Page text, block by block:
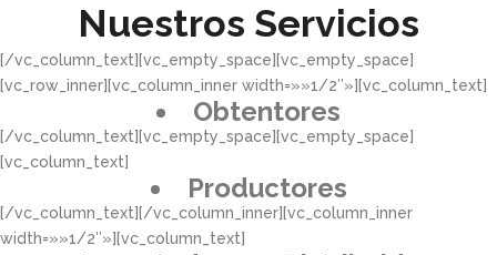
Nuestros Servicios
[/vc_column_text][vc_empty_space][vc_empty_space]
[vc_row_inner][vc_column_inner width=»»1/2″»][vc_column_text]
Obtentores
[/vc_column_text][vc_empty_space][vc_empty_space]
[vc_column_text]
Productores
[/vc_column_text][/vc_column_inner][vc_column_inner
width=»»1/2″»][vc_column_text]